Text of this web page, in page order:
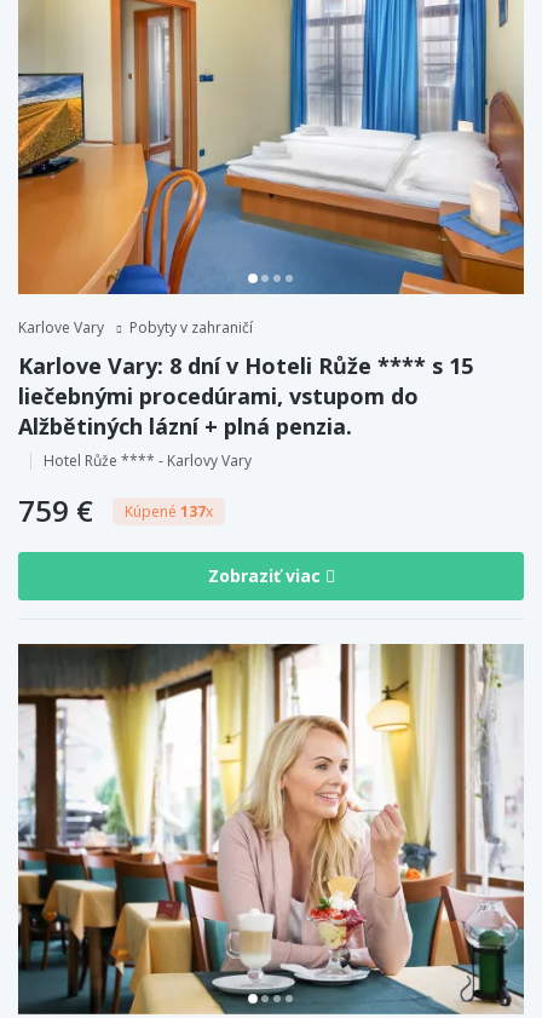
Karlove Vary Pobyty v zahraničí
Karlove Vary: 8 dní v Hoteli Růže **** s 15
liečebnými procedúrami, vstupom do
Alžbětiných lázní + plná penzia.
Hotel Růže **** - Karlovy Vary
759 € Kúpené 137x
Zobraziť viac